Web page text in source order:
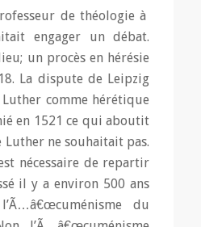
de théologie à
engager un débat.
un procès en hérésie
La dispute de Leipzig
comme hérétique
en 1521 ce qui aboutit
ne souhaitait pas.
nécessaire de repartir
il y a environ 500 ans
du